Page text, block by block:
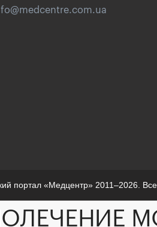
портал «Медцентр» 2011–2026.